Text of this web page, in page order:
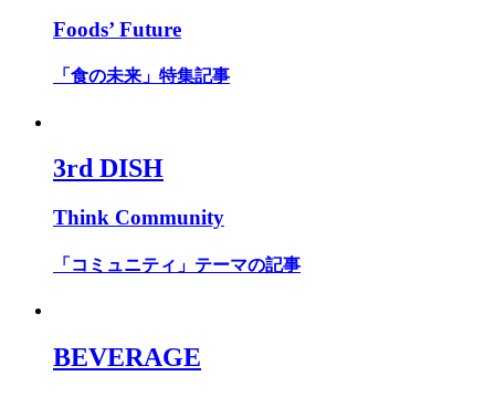
Foods’ Future
「食の未来」特集記事
3rd DISH
Think Community
「コミュニティ」テーマの記事
BEVERAGE